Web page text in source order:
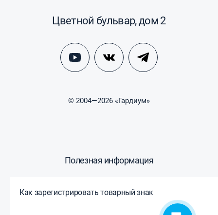
Цветной бульвар, дом 2
© 2004—2026 «Гардиум»
Полезная информация
Как зарегистрировать товарный знак